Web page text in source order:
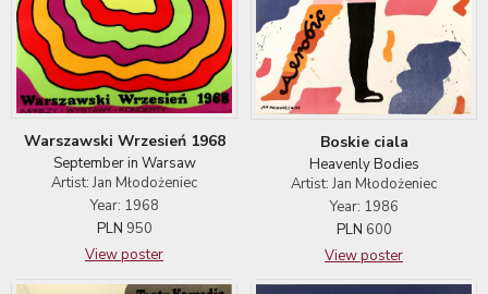
Warszawski Wrzesień 1968
September in Warsaw
Artist: Jan Młodożeniec
Year: 1968
PLN 950
View poster
Boskie ciala
Heavenly Bodies
Artist: Jan Młodożeniec
Year: 1986
PLN 600
View poster